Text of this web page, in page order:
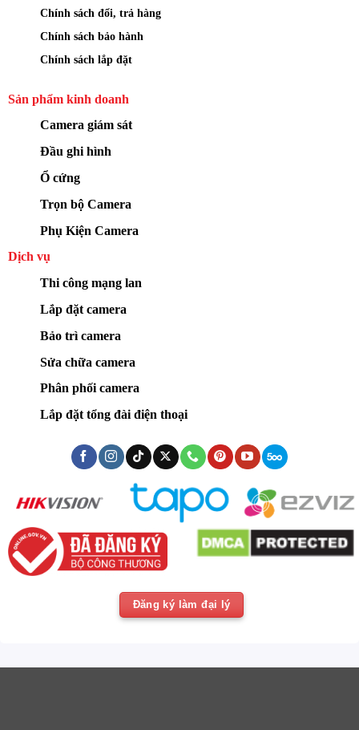
Chính sách đổi, trả hàng
Chính sách bảo hành
Chính sách lắp đặt
Sản phẩm kinh doanh
Camera giám sát
Đầu ghi hình
Ổ cứng
Trọn bộ Camera
Phụ Kiện Camera
Dịch vụ
Thi công mạng lan
Lắp đặt camera
Bảo trì camera
Sửa chữa camera
Phân phối camera
Lắp đặt tổng đài điện thoại
Đăng ký làm đại lý